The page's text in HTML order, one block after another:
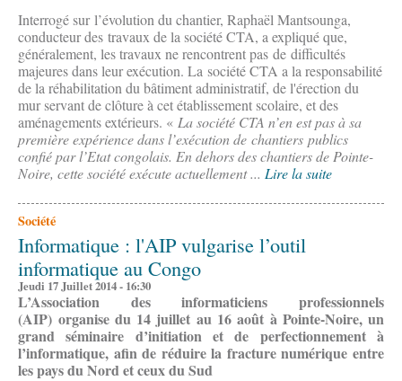
Interrogé sur l’évolution du chantier, Raphaël Mantsounga,
conducteur des travaux de la société CTA, a expliqué que,
généralement, les travaux ne rencontrent pas de difficultés
majeures dans leur exécution. La société CTA a la responsabilité
de la réhabilitation du bâtiment administratif, de l'érection du
mur servant de clôture à cet établissement scolaire, et des
aménagements extérieurs. « La société CTA n’en est pas à sa
première expérience dans l’exécution de chantiers publics
confié par l’Etat congolais. En dehors des chantiers de Pointe-
Noire, cette société exécute actuellement ... Lire la suite
Société
Informatique : l'AIP vulgarise l’outil
informatique au Congo
Jeudi 17 Juillet 2014 - 16:30
L’Association des informaticiens professionnels
(AIP) organise du 14 juillet au 16 août à Pointe-Noire, un
grand séminaire d’initiation et de perfectionnement à
l’informatique, afin de réduire la fracture numérique entre
les pays du Nord et ceux du Sud